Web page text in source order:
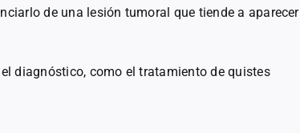
de una lesión tumoral que tiende a aparecer
diagnóstico, como el tratamiento de quistes